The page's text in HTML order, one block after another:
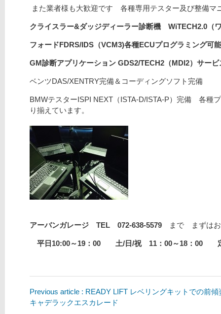
また業者様も大歓迎です 各種専用テスター及び整備マ
クライスラー&ダッジディーラー診断機 WiTECH2.0（
フォードFDRS/IDS（VCM3)各種ECUプログラミング可
GM診断アプリケーション GDS2/TECH2（MDI2）サー
ベンツDAS/XENTRY完備＆コーディングソフト完備
BMWテスターISPI NEXT（ISTA-D/ISTA-P）完備 各種
り揃えています。
アーバンガレージ TEL 072-638-5579 まで まずは
平日10:00～19：00 土/日/祝 11：00～18：00 定
Previous article : READY LIFT レベリングキットでの前傾
キャデラックエスカレード